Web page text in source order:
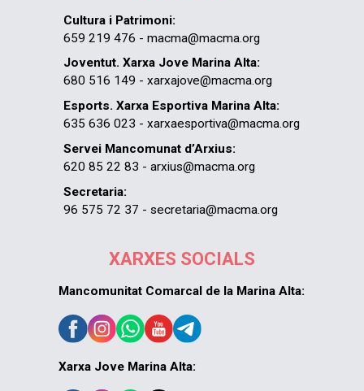
Cultura i Patrimoni:
659 219 476 - macma@macma.org
Joventut. Xarxa Jove Marina Alta:
680 516 149 - xarxajove@macma.org
Esports. Xarxa Esportiva Marina Alta:
635 636 023 - xarxaesportiva@macma.org
Servei Mancomunat d’Arxius:
620 85 22 83 - arxius@macma.org
Secretaria:
96 575 72 37 - secretaria@macma.org
XARXES SOCIALS
Mancomunitat Comarcal de la Marina Alta:
Xarxa Jove Marina Alta: